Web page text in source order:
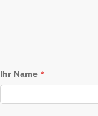
Ihr Name